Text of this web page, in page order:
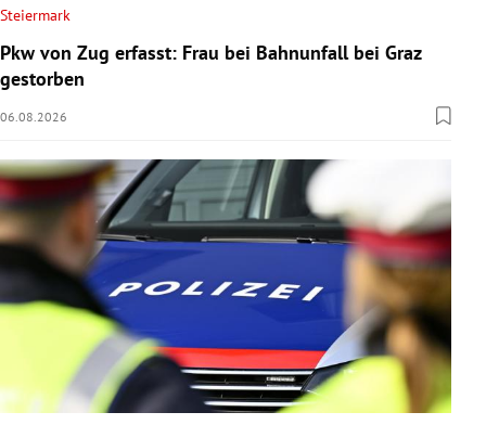
Steiermark
Pkw von Zug erfasst: Frau bei Bahnunfall bei Graz
gestorben
06.08.2026